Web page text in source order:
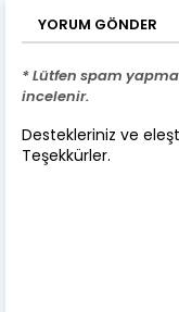
YORUM GÖNDER
* Lütfen spam
incelenir.
Destekleriniz ve
Teşekkürler.